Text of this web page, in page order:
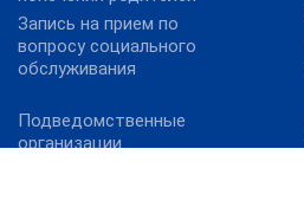
Запись на прием по
вопросу социального
обслуживания
Подведомственные
организации